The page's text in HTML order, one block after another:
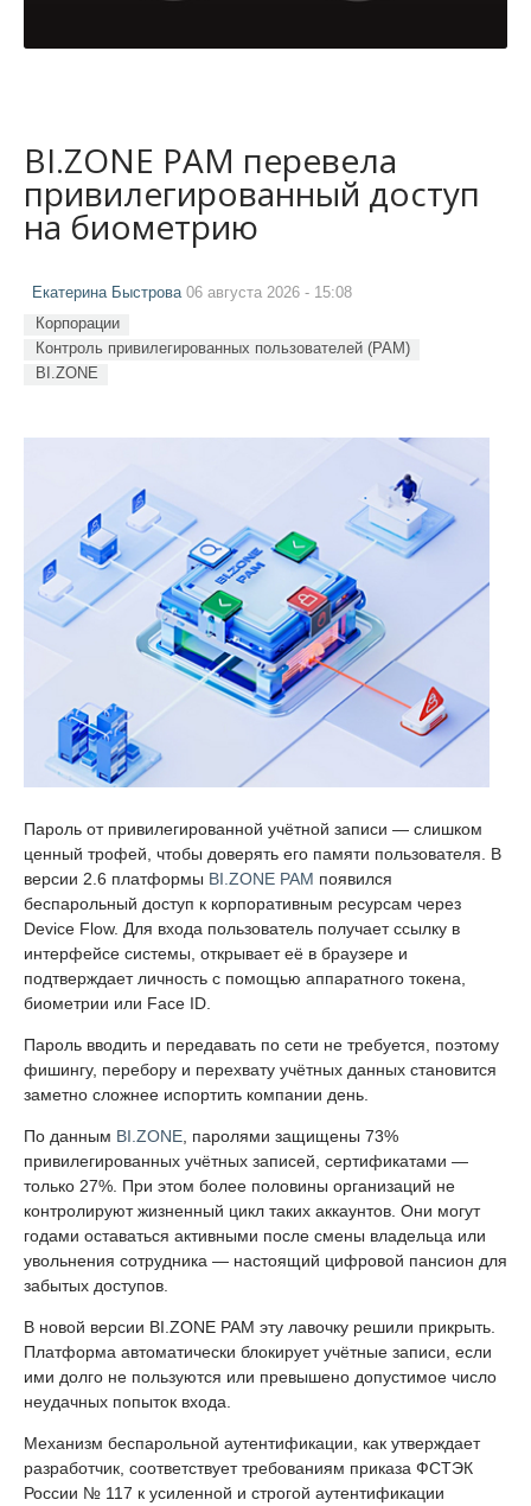
BI.ZONE PAM перевела
привилегированный доступ
на биометрию
Екатерина Быстрова06 августа 2026 - 15:08
Корпорации
Контроль привилегированных пользователей (PAM)
BI.ZONE
Пароль от привилегированной учётной записи — слишком
ценный трофей, чтобы доверять его памяти пользователя. В
версии 2.6 платформы BI.ZONE PAM появился
беспарольный доступ к корпоративным ресурсам через
Device Flow. Для входа пользователь получает ссылку в
интерфейсе системы, открывает её в браузере и
подтверждает личность с помощью аппаратного токена,
биометрии или Face ID.
Пароль вводить и передавать по сети не требуется, поэтому
фишингу, перебору и перехвату учётных данных становится
заметно сложнее испортить компании день.
По данным BI.ZONE , паролями защищены 73%
привилегированных учётных записей, сертификатами —
только 27%. При этом более половины организаций не
контролируют жизненный цикл таких аккаунтов. Они могут
годами оставаться активными после смены владельца или
увольнения сотрудника — настоящий цифровой пансион для
забытых доступов.
В новой версии BI.ZONE PAM эту лавочку решили прикрыть.
Платформа автоматически блокирует учётные записи, если
ими долго не пользуются или превышено допустимое число
неудачных попыток входа.
Механизм беспарольной аутентификации, как утверждает
разработчик, соответствует требованиям приказа ФСТЭК
России № 117 к усиленной и строгой аутентификации